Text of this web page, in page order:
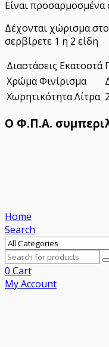
Είναι προσαρμοσμένα
Δέχονται χώρισμα
σερβίρετε 1 η 2 είδη
Διαστάσεις Εκατοστά
Χρώμα Φινίρισμα
Χωρητικότητα Λίτρα
Ο Φ.Π.Α.
Home
Search
0 Cart
My Account